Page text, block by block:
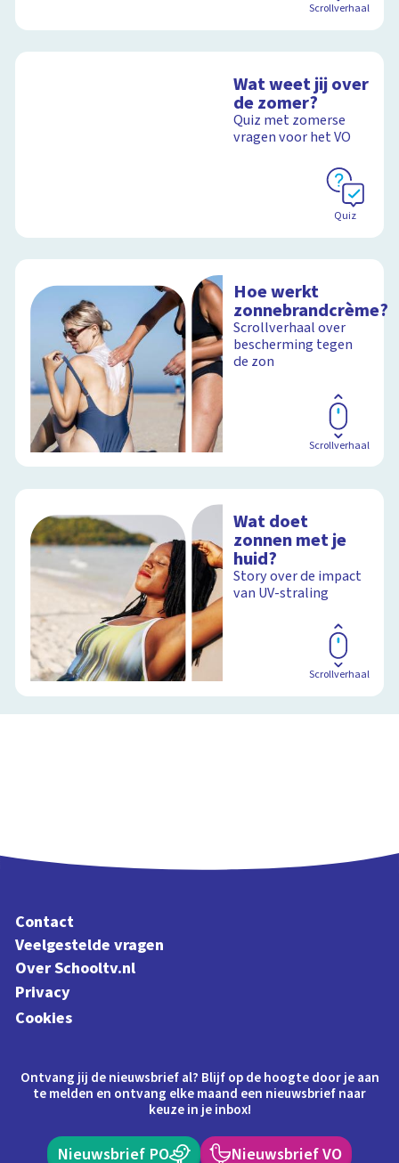
Scrollverhaal
Wat weet jij over
de zomer?
Quiz met zomerse
vragen voor het VO
Quiz
Hoe werkt
zonnebrandcrème?
Scrollverhaal over
bescherming tegen
de zon
Scrollverhaal
Wat doet
zonnen met je
huid?
Story over de impact
van UV-straling
Scrollverhaal
Contact
Veelgestelde vragen
Over Schooltv.nl
Privacy
Cookies
Ontvang jij de nieuwsbrief al? Blijf op de hoogte door je aan
te melden en ontvang elke maand een nieuwsbrief naar
keuze in je inbox!
Nieuwsbrief PO Nieuwsbrief VO